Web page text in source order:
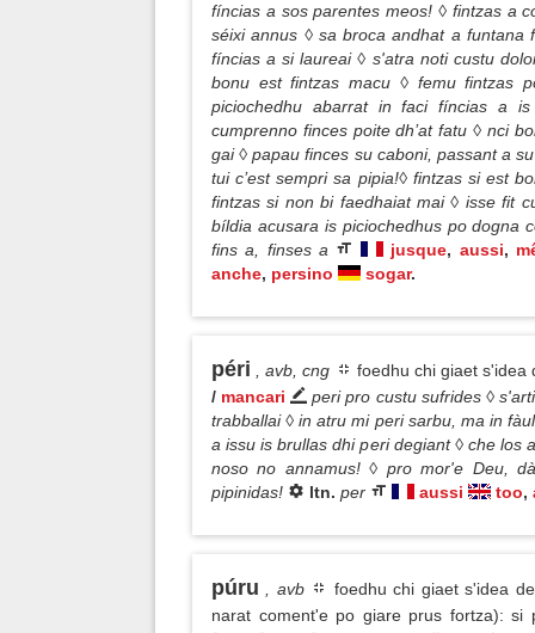
fíncias a sos parentes meos! ◊ fintzas a
séixi annus ◊ sa broca andhat a
fíncias a si laureai ◊ s'atra noti custu
bonu est fintzas macu ◊ femu fintzas
piciochedhu abarrat in faci fíncias a
cumprenno finces poite dh’at fatu ◊ nci
gai ◊ papau finces su caboni, passant a
tui c’est sempri sa pipia!◊ fintzas si est
fintzas si non bi faedhaiat mai ◊ isse fit
bíldia acusara is piciochedhus po dogna
fins a, finses a
jusque, aussi,
anche, persino sogar.
péri , avb, cng
foedhu chi giaet
/ mancari
peri pro custu sufrides ◊
trabballai ◊ in atru mi peri sarbu, ma in
a issu is brullas dhi peri degiant ◊ che los
noso no annamus! ◊ pro mor'e Deu,
pipinidas!
ltn. per aussi too,
púru , avb
foedhu chi giaet s'idea
narat coment'e po giare prus fortza):